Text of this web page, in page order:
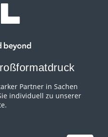
Partner in Sachen
individuell zu unserer